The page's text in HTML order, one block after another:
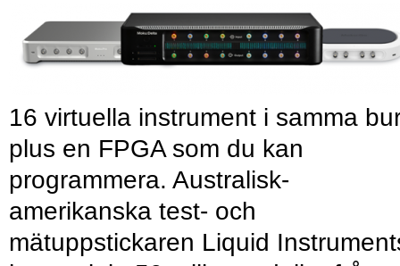
16 virtuella instrument i samma
plus en FPGA som du kan
programmera. Australisk-
amerikanska test- och
mätuppstickaren Liquid